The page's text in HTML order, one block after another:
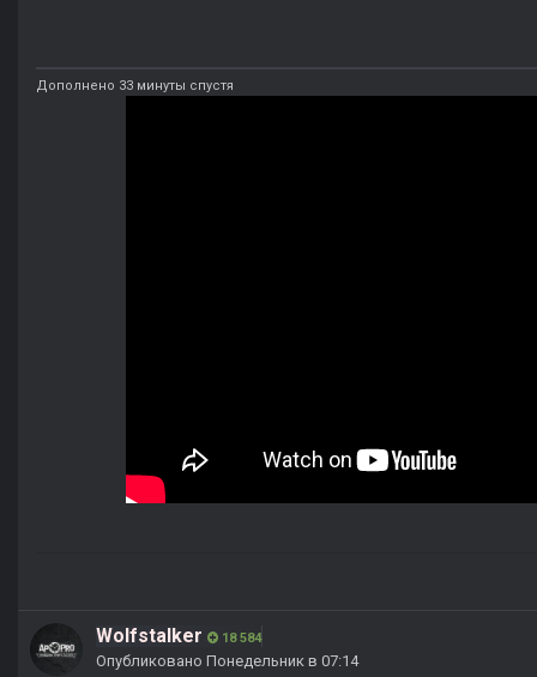
Дополнено 33 минуты спустя
Wolfstalker 18 584
Опубликовано Понедельник в 07:14